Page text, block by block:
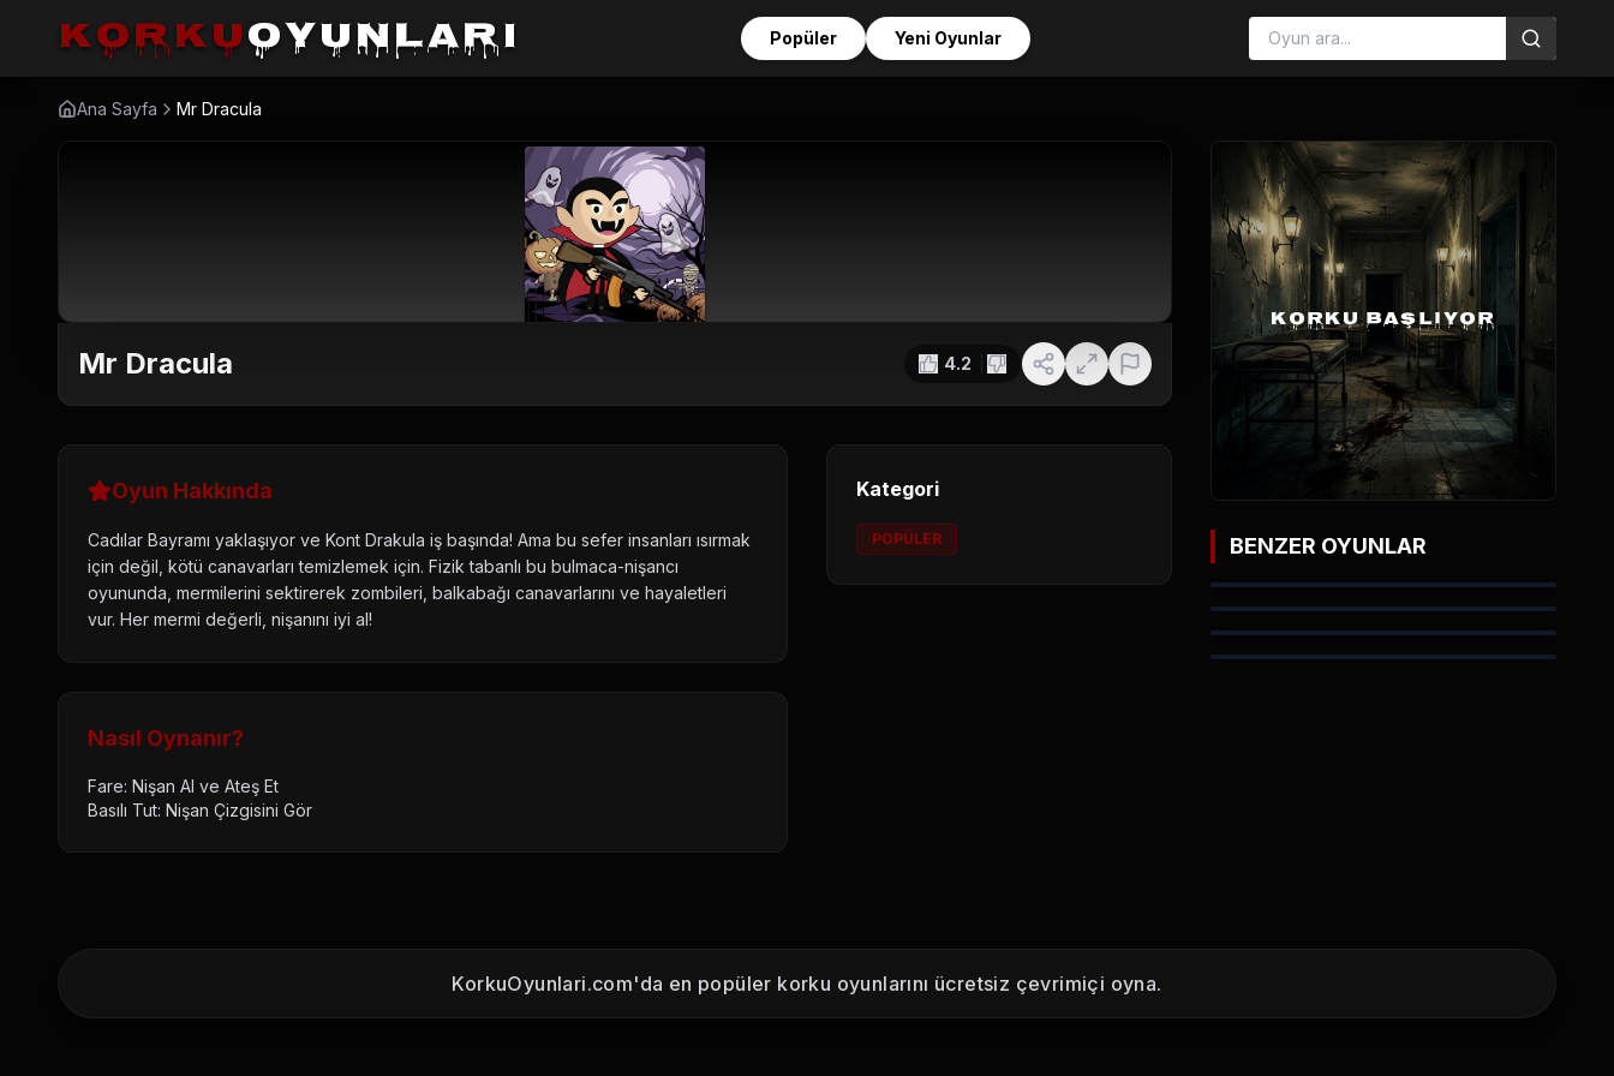
korkuoyunları Popüler Yeni Oyunlar
Ana Sayfa Mr Dracula
Mr Dracula 4.2
Oyun Hakkında
Cadılar Bayramı yaklaşıyor ve Kont Drakula iş başında! Ama bu sefer insanları ısırmak
için değil, kötü canavarları temizlemek için. Fizik tabanlı bu bulmaca-nişancı
oyununda, mermilerini sektirerek zombileri, balkabağı canavarlarını ve hayaletleri
vur. Her mermi değerli, nişanını iyi al!
Nasıl Oynanır?
Fare: Nişan Al ve Ateş Et
Basılı Tut: Nişan Çizgisini Gör
Kategori
POPÜLER
KORKU BAŞLIYOR
BENZER OYUNLAR
KorkuOyunlari.com'da en popüler korku oyunlarını ücretsiz çevrimiçi oyna.